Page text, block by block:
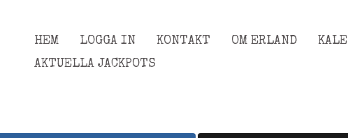
HEM LOGGA IN KONTAKT OM ERLAND
AKTUELLA JACKPOTS